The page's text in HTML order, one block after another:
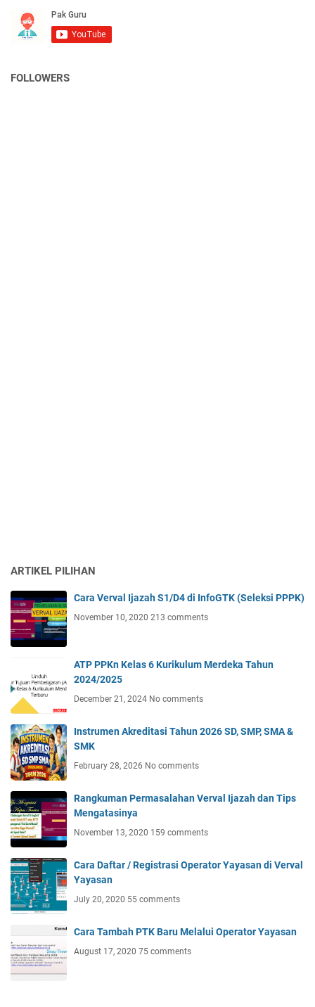
FOLLOWERS
ARTIKEL PILIHAN
Cara Verval Ijazah S1/D4 di InfoGTK (Seleksi PPPK)
November 10, 2020 213 comments
ATP PPKn Kelas 6 Kurikulum Merdeka Tahun
2024/2025
December 21, 2024 No comments
Instrumen Akreditasi Tahun 2026 SD, SMP, SMA &
SMK
February 28, 2026 No comments
Rangkuman Permasalahan Verval Ijazah dan Tips
Mengatasinya
November 13, 2020 159 comments
Cara Daftar / Registrasi Operator Yayasan di Verval
Yayasan
July 20, 2020 55 comments
Cara Tambah PTK Baru Melalui Operator Yayasan
August 17, 2020 75 comments